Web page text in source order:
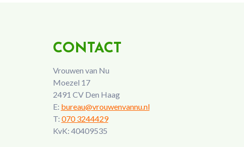
CONTACT
Vrouwen van Nu
Moezel 17
2491 CV Den Haag
E: bureau@vrouwenvannu.nl
T: 070 3244429
KvK: 40409535